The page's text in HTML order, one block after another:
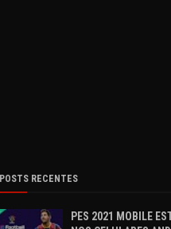
POSTS RECENTES
PES 2021 MOBILE